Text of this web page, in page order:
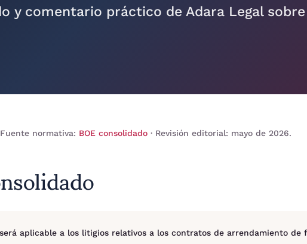
y comentario práctico de Adara Legal
Fuente normativa: BOE consolidado · Revisión editorial: mayo de 2026.
aplicable a los litigios relativos a los contratos de arrendamiento